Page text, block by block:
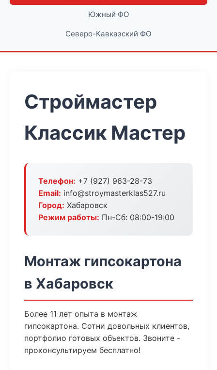
Южный ФО
Северо-Кавказский ФО
Строймастер
Классик Мастер
Телефон: +7 (927) 963-28-73
Email: info@stroymasterklas527.ru
Город: Хабаровск
Режим работы: Пн-Сб: 08:00-19:00
Монтаж гипсокартона
в Хабаровск
Более 11 лет опыта в монтаж
гипсокартона. Сотни довольных клиентов,
портфолио готовых объектов. Звоните -
проконсультируем бесплатно!